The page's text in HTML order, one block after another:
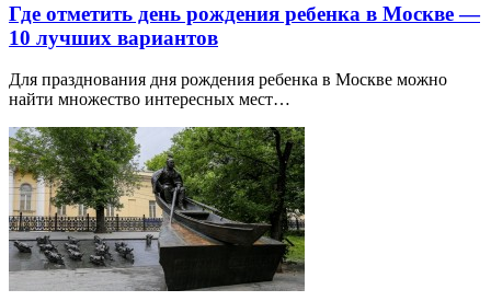
Где отметить день рождения ребенка в Москве —
10 лучших вариантов
Для празднования дня рождения ребенка в Москве можно
найти множество интересных мест…